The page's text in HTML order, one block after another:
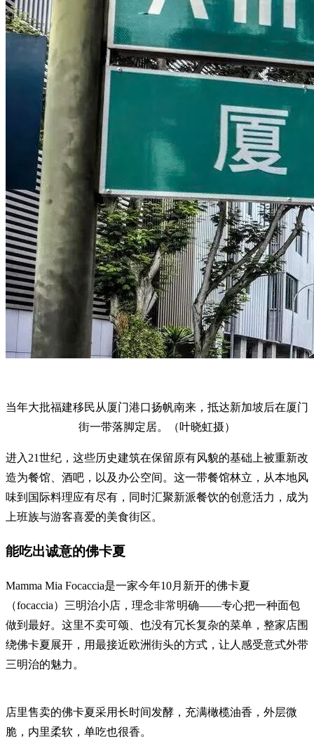
当年大批福建移民从厦门港口扬帆南来，抵达新加坡后在厦门
街一带落脚定居。（叶晓虹摄）
进入21世纪，这些历史建筑在保留原有风貌的基础上被重新改
造为餐馆、酒吧，以及办公空间。这一带餐馆林立，从本地风
味到国际料理应有尽有，同时汇聚新派餐饮的创意活力，成为
上班族与游客喜爱的美食街区。
能吃出诚意的佛卡夏
Mamma Mia Focaccia是一家今年10月新开的佛卡夏
（focaccia）三明治小店，理念非常明确——专心把一种面包
做到最好。这里不卖可颂、也没有冗长复杂的菜单，整家店围
绕佛卡夏展开，用最接近欧洲街头的方式，让人感受意式外带
三明治的魅力。
店里售卖的佛卡夏采用长时间发酵，充满橄榄油香，外层微
脆，内里柔软，单吃也很香。